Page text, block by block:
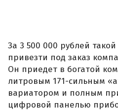
За 3 500 000 рублей
привезти под заказ
Он приедет в богатой
литровым 171-сильным
вариатором и полным
цифровой панелью